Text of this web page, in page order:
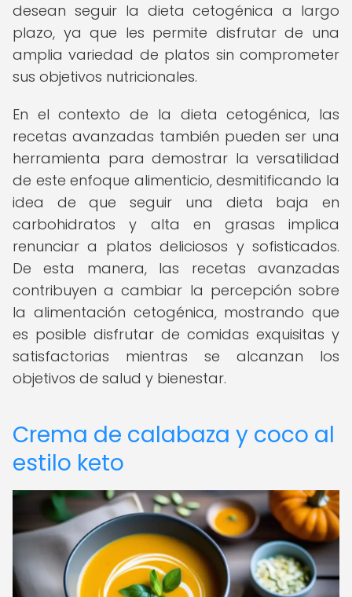
desean seguir la dieta cetogénica a largo
plazo, ya que les permite disfrutar de una
amplia variedad de platos sin comprometer
sus objetivos nutricionales.
En el contexto de la dieta cetogénica, las
recetas avanzadas también pueden ser una
herramienta para demostrar la versatilidad
de este enfoque alimenticio, desmitificando la
idea de que seguir una dieta baja en
carbohidratos y alta en grasas implica
renunciar a platos deliciosos y sofisticados.
De esta manera, las recetas avanzadas
contribuyen a cambiar la percepción sobre
la alimentación cetogénica, mostrando que
es posible disfrutar de comidas exquisitas y
satisfactorias mientras se alcanzan los
objetivos de salud y bienestar.
Crema de calabaza y coco al
estilo keto